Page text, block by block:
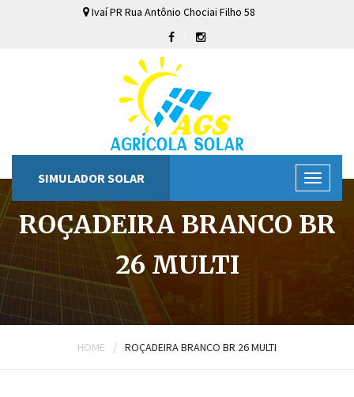
IvaíPR Rua Antônio Chociai Filho 58
SIMULADOR SOLAR
ROÇADEIRA BRANCO BR
26 MULTI
HOME / ROÇADEIRA BRANCO BR 26 MULTI